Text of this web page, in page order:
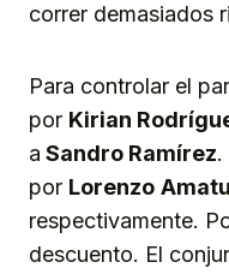
correr demasiados
Para controlar el
por Kirian
a Sandro Ramírez.
por Lorenzo
respectivamente.
descuento. El